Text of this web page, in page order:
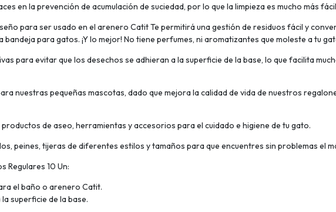
en la prevención de acumulación de suciedad, por lo que la limpieza es mucho más
para ser usado en el arenero Catit Te permitirá una gestión de residuos fácil y
para gatos. ¡Y lo mejor! No tiene perfumes, ni aromatizantes que moleste a tu
para evitar que los desechos se adhieran a la superficie de la base, lo que facilita
nuestras pequeñas mascotas, dado que mejora la calidad de vida de nuestros
de aseo, herramientas y accesorios para el cuidado e higiene de tu gato.
peines, tijeras de diferentes estilos y tamaños para que encuentres sin problemas el
Regulares 10 Un:
el baño o arenero Catit.
superficie de la base.